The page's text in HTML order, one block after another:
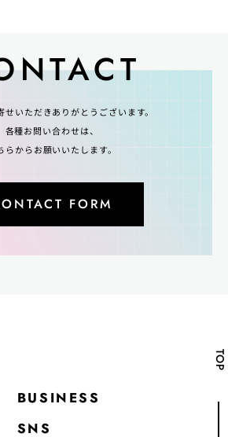
せいただきありがとうございます。
各種お問い合わせは、
らからお願いいたします。
FORM
BUSINESS
SNS
TOP